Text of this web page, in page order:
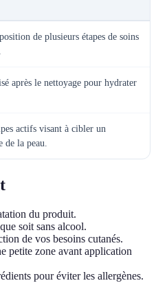
de plusieurs étapes de soins
après le nettoyage pour hydrater
actifs visant à cibler un
de la peau.
du produit.
soit sans alcool.
de vos besoins cutanés.
petite zone avant application
pour éviter les allergènes.